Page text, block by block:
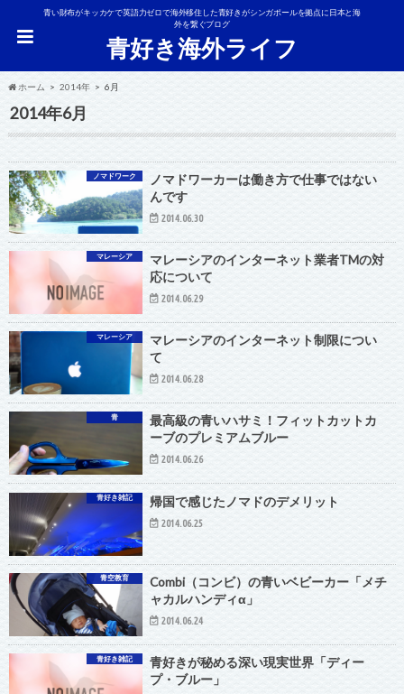
青い財布がキッカケで英語力ゼロで海外移住した青好きがシンガポールを拠点に日本と海
外を繋ぐブログ
青好き海外ライフ
ホーム 2014年 6月
2014年6月
ノマドワーク
ノマドワーカーは働き方で仕事ではない
んです
2014.06.30
マレーシア
マレーシアのインターネット業者TMの対
応について
2014.06.29
マレーシア
マレーシアのインターネット制限につい
て
2014.06.28
青
最高級の青いハサミ！フィットカットカ
ーブのプレミアムブルー
2014.06.26
青好き雑記 帰国で感じたノマドのデメリット
2014.06.25
青空教育
Combi（コンビ）の青いベビーカー「メチ
ャカルハンディα」
2014.06.24
青好き雑記
青好きが秘める深い現実世界「ディー
プ・ブルー」